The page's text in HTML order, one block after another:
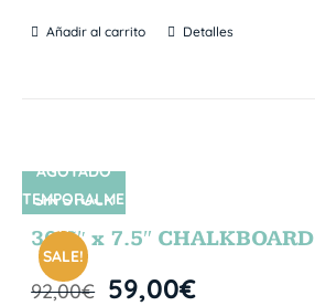
Añadir al carrito Detalles
SIN STOCK
SALE!
AGOTADO
TEMPORALME
NTE
30.5″ x 7.5″ CHALKBOARD
92,00€ 59,00€